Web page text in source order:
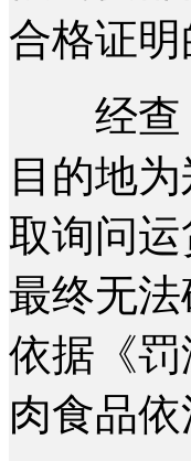
合格证
经查，
目的地
取询问
最终无
依据《
肉食品依